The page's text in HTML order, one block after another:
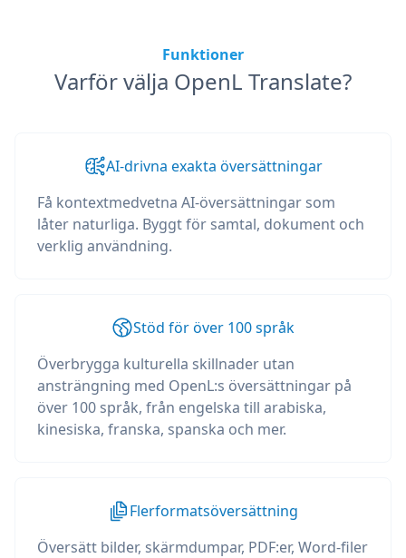
Funktioner
Varför välja OpenL Translate?
AI-drivna exakta översättningar
Få kontextmedvetna AI-översättningar som
låter naturliga. Byggt för samtal, dokument och
verklig användning.
Stöd för över 100 språk
Överbrygga kulturella skillnader utan
ansträngning med OpenL:s översättningar på
över 100 språk, från engelska till arabiska,
kinesiska, franska, spanska och mer.
Flerformatsöversättning
Översätt bilder, skärmdumpar, PDF:er, Word-filer